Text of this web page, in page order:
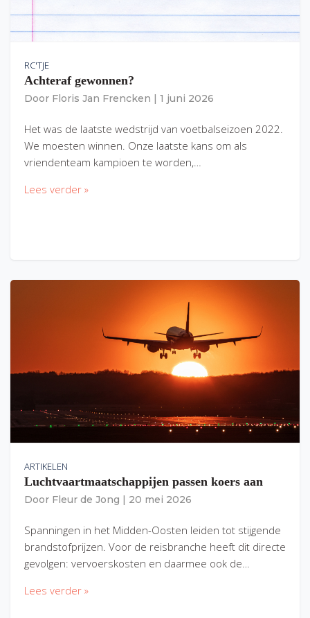
RC'TJE
Achteraf gewonnen?
Door Floris Jan Frencken 1 juni 2026
Het was de laatste wedstrijd van voetbalseizoen 2022.
We moesten winnen. Onze laatste kans om als
vriendenteam kampioen te worden,…
Lees verder »
ARTIKELEN
Luchtvaartmaatschappijen passen koers aan
Door Fleur de Jong 20 mei 2026
Spanningen in het Midden-Oosten leiden tot stijgende
brandstofprijzen. Voor de reisbranche heeft dit directe
gevolgen: vervoerskosten en daarmee ook de…
Lees verder »